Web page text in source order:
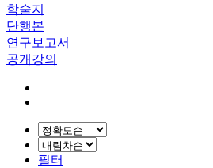
학술지
단행본
연구보고서
공개강의
필터